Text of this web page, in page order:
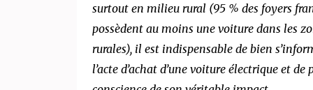
surtout en milieu rural (95 % des foyers
possèdent au moins une voiture dans les
rurales), il est indispensable de bien
l’acte d’achat d’une voiture électrique et de